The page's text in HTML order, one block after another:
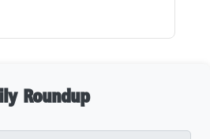
Roundup